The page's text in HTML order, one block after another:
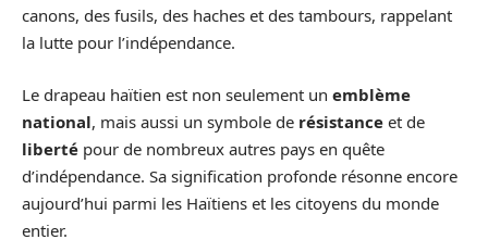
canons, des fusils, des haches et des tambours, rappelant
la lutte pour l’indépendance.
Le drapeau haïtien est non seulement un emblème
national, mais aussi un symbole de résistance et de
liberté pour de nombreux autres pays en quête
d’indépendance. Sa signification profonde résonne encore
aujourd’hui parmi les Haïtiens et les citoyens du monde
entier.